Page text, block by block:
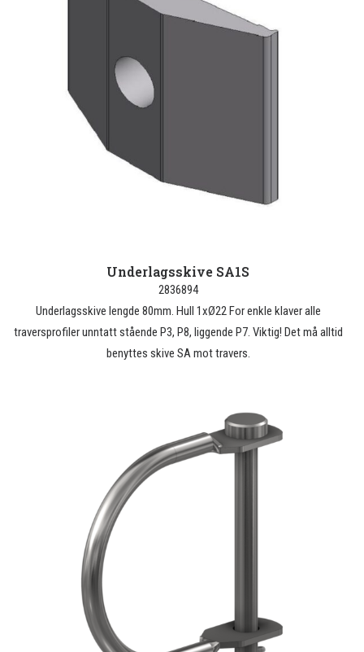
Underlagsskive SA1S
2836894
Underlagsskive lengde 80mm. Hull 1xØ22 For enkle klaver alle
traversprofiler unntatt stående P3, P8, liggende P7. Viktig! Det må alltid
benyttes skive SA mot travers.